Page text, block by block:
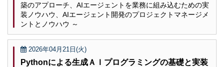
築のアプローチ、AIエージェントを業務に組み込むための実
装ノウハウ、AIエージェント開発のプロジェクトマネージメ
ントとノウハウ ～
2026年04月21日(火)
Pythonによる生成ＡＩプログラミングの基礎と実装